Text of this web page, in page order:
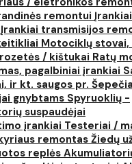
remontui
Įrankiai transmisijos
Motociklų stovai,
/ kištukai Ratų
pagalbiniai įrankiai
ir kt. saugos pr.
gnybtams Spyruoklių -
suspaudėjai
įrankiai Testeriai /
remontas Žiedų
replės